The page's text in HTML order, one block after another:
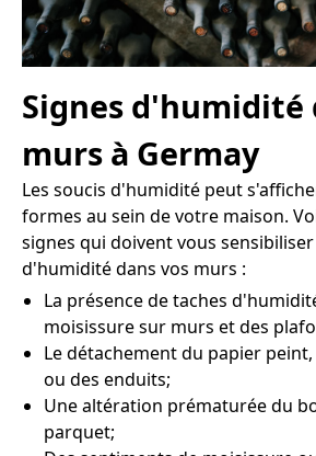
Signes d'humidité
murs à Germay
Les soucis d'humidité peut
formes au sein de votre maison.
signes qui doivent vous
d'humidité dans vos murs :
La présence de taches
moisissure sur murs et des
Le détachement du papier
ou des enduits;
Une altération prématurée du
parquet;